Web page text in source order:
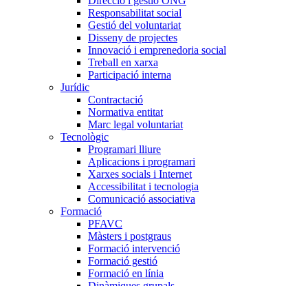
Responsabilitat social
Gestió del voluntariat
Disseny de projectes
Innovació i emprenedoria social
Treball en xarxa
Participació interna
Jurídic
Contractació
Normativa entitat
Marc legal voluntariat
Tecnològic
Programari lliure
Aplicacions i programari
Xarxes socials i Internet
Accessibilitat i tecnologia
Comunicació associativa
Formació
PFAVC
Màsters i postgraus
Formació intervenció
Formació gestió
Formació en línia